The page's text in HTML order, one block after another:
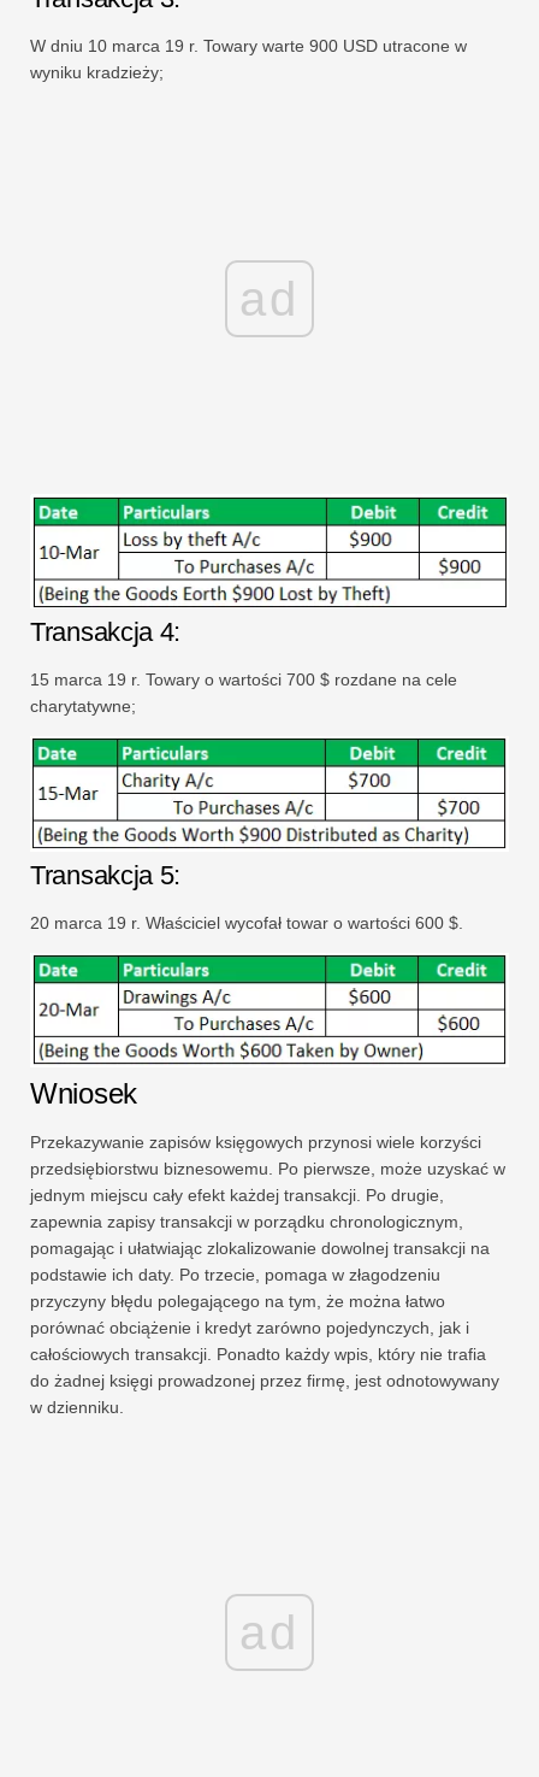
W dniu 10 marca 19 r. Towary warte 900 USD utracone w
wyniku kradzieży;
ad
Transakcja 4:
15 marca 19 r. Towary o wartości 700 $ rozdane na cele
charytatywne;
Transakcja 5:
20 marca 19 r. Właściciel wycofał towar o wartości 600 $.
Wniosek
Przekazywanie zapisów księgowych przynosi wiele korzyści
przedsiębiorstwu biznesowemu. Po pierwsze, może uzyskać w
jednym miejscu cały efekt każdej transakcji. Po drugie,
zapewnia zapisy transakcji w porządku chronologicznym,
pomagając i ułatwiając zlokalizowanie dowolnej transakcji na
podstawie ich daty. Po trzecie, pomaga w złagodzeniu
przyczyny błędu polegającego na tym, że można łatwo
porównać obciążenie i kredyt zarówno pojedynczych, jak i
całościowych transakcji. Ponadto każdy wpis, który nie trafia
do żadnej księgi prowadzonej przez firmę, jest odnotowywany
w dzienniku.
ad